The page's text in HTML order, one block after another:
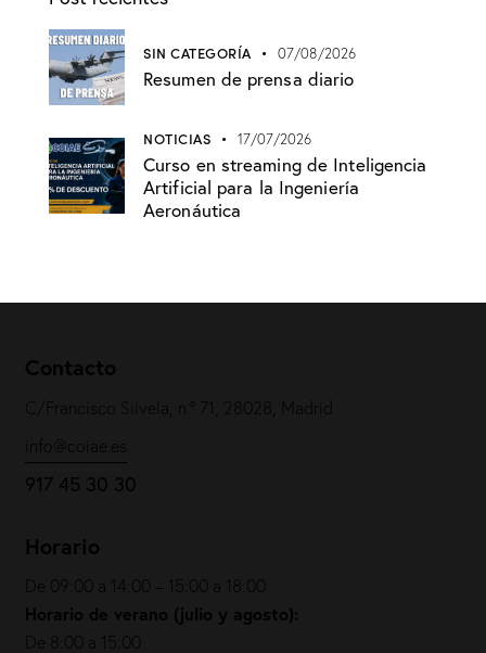
SIN CATEGORÍA 07/08/2026
Resumen de prensa diario
NOTICIAS 17/07/2026
Curso en streaming de Inteligencia
Artificial para la Ingeniería
Aeronáutica
Contacto
C/Francisco Silvela, n.º 71, 28028, Madrid
917 45 30 30
Horario
De 09:00 a 14:00 – 15:00 a 18:00
Horario de verano (julio y agosto):
De 8:00 a 15:00